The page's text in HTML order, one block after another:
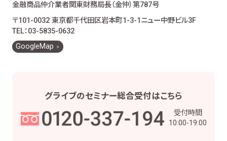
金融商品仲介業者関東財務局長（金仲）第787号
〒101-0032 東京都千代田区岩本町1-3-1 ニュー中野ビル3F
TEL：03-5835-0632
GoogleMap
グライブのセミナー総合受付はこちら
受付時間
10:00-19:00